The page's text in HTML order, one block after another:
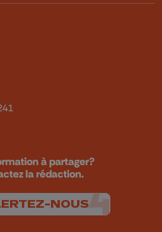
à partager?
la rédaction.
NOUS